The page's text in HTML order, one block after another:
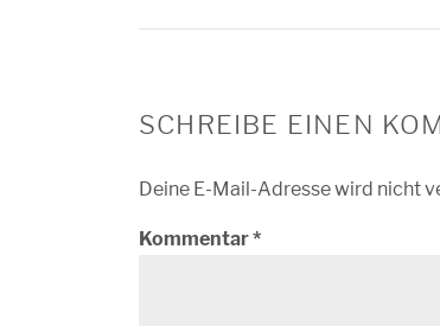
SCHREIBE EINEN
Deine E-Mail-Adresse wird nicht
Kommentar*